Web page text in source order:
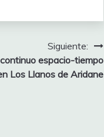
Siguiente:
espacio-tiempo
Los Llanos de Aridane